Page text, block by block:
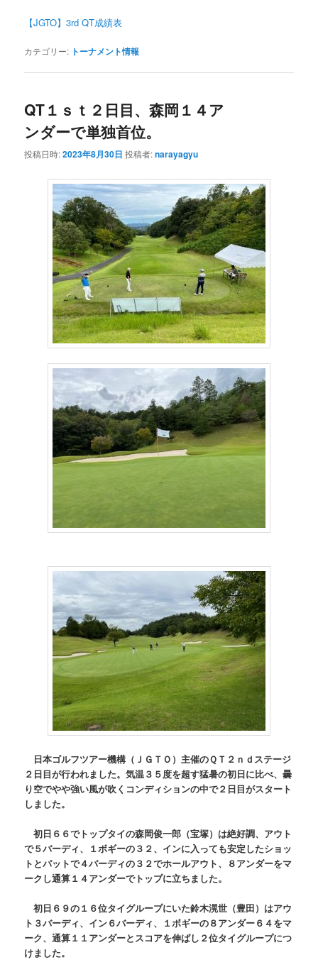
【JGTO】3rd QT成績表
カテゴリー: トーナメント情報
QT１ｓｔ２日目、森岡１４ア
ンダーで単独首位。
投稿日時:2023年8月30日 投稿者:narayagyu
日本ゴルフツアー機構（ＪＧＴＯ）主催のＱＴ２ｎｄステージ
２日目が行われました。気温３５度を超す猛暑の初日に比べ、曇
り空でやや強い風が吹くコンディションの中で２日目がスタート
しました。
初日６６でトップタイの森岡俊一郎（宝塚）は絶好調、アウト
で５バーディ、１ボギーの３２、インに入っても安定したショッ
トとパットで４バーディの３２でホールアウト、８アンダーをマ
ークし通算１４アンダーでトップに立ちました。
初日６９の１６位タイグループにいた鈴木滉世（豊田）はアウ
ト３バーディ、イン６バーディ、１ボギーの８アンダー６４をマ
ーク、通算１１アンダーとスコアを伸ばし２位タイグループにつ
けました。